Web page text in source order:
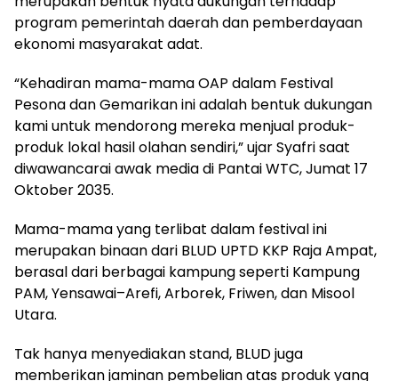
program pemerintah daerah dan pemberdayaan
ekonomi masyarakat adat.
“Kehadiran mama-mama OAP dalam Festival
Pesona dan Gemarikan ini adalah bentuk dukungan
kami untuk mendorong mereka menjual produk-
produk lokal hasil olahan sendiri,” ujar Syafri saat
diwawancarai awak media di Pantai WTC, Jumat 17
Oktober 2035.
Mama-mama yang terlibat dalam festival ini
merupakan binaan dari BLUD UPTD KKP Raja Ampat,
berasal dari berbagai kampung seperti Kampung
PAM, Yensawai–Arefi, Arborek, Friwen, dan Misool
Utara.
Tak hanya menyediakan stand, BLUD juga
memberikan jaminan pembelian atas produk yang